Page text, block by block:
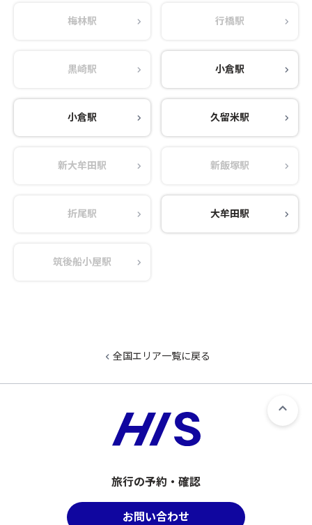
梅林駅 行橋駅
黒崎駅 小倉駅
小倉駅 久留米駅
新大牟田駅 新飯塚駅
折尾駅 大牟田駅
筑後船小屋駅
全国エリア一覧に戻る
旅行の予約・確認
お問い合わせ